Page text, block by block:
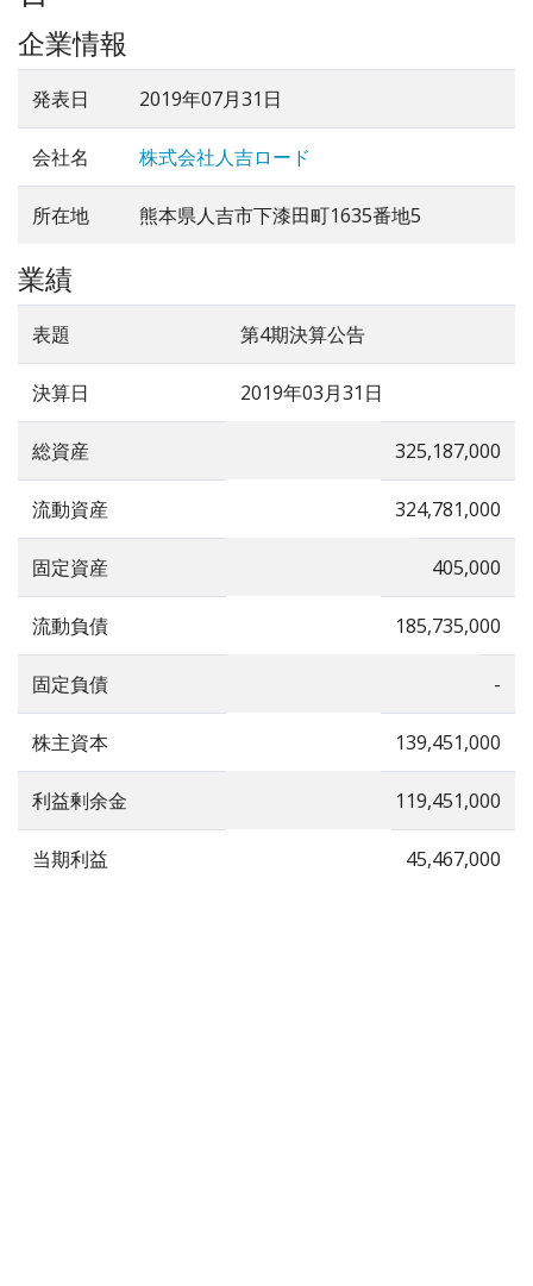
企業情報
発表日 2019年07月31日
会社名 株式会社人吉ロード
所在地 熊本県人吉市下漆田町1635番地5
業績
表題 第4期決算公告
決算日 2019年03月31日
総資産 325,187,000
流動資産 324,781,000
固定資産 405,000
流動負債 185,735,000
固定負債 -
株主資本 139,451,000
利益剰余金 119,451,000
当期利益 45,467,000